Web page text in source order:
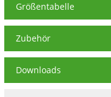
Größentabelle
Zubehör
Downloads